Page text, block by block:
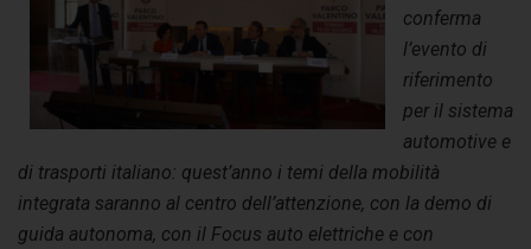
conferma
l’evento di
riferimento
per il sistema
automotive e
di trasporti italiano: quest’anno i temi della mobilità
integrata saranno al centro dell’attenzione, con la demo di
guida autonoma, con il Focus auto elettriche e con